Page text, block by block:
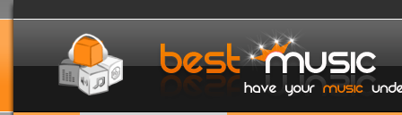
bestMusic.cz - Have your music under